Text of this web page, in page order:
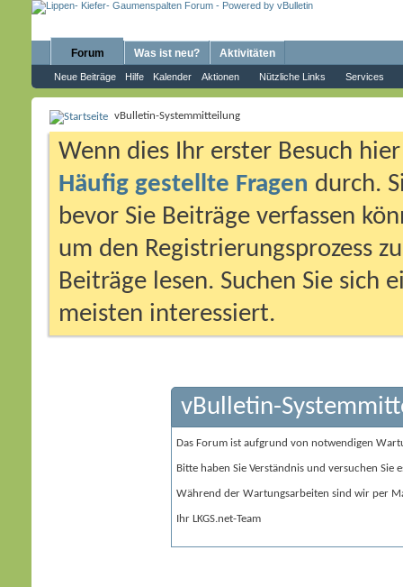
Forum
Neue Beiträge Hilfe Kalender Aktionen Nützliche Links Services
Was ist neu? Aktivitäten
vBulletin-Systemmitteilung
Wenn dies Ihr erster Besuch
Häufig gestellte Fragen durch.
bevor Sie Beiträge verfassen
um den Registrierungsprozess
Beiträge lesen. Suchen Sie sich
meisten interessiert.
vBulletin-
Das Forum ist aufgrund von notwendigen
Bitte haben Sie Verständnis und versuchen Sie
Während der Wartungsarbeiten sind wir per
Ihr LKGS.net-Team